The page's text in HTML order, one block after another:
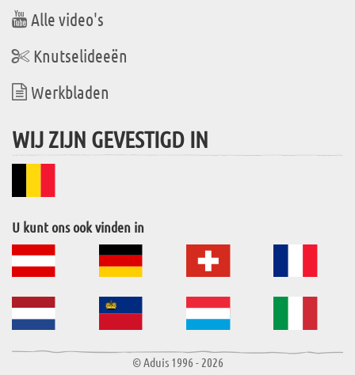
Alle video's
Knutselideeën
Werkbladen
WIJ ZIJN GEVESTIGD IN
U kunt ons ook vinden in
© Aduis 1996 - 2026